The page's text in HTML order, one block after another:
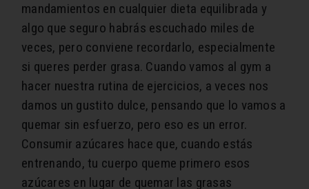
mandamientos en cualquier dieta equilibrada y
algo que seguro habrás escuchado miles de
veces, pero conviene recordarlo, especialmente
si queres perder grasa. Cuando vamos al gym a
hacer nuestra rutina de ejercicios, a veces nos
damos un gustito dulce, pensando que lo vamos a
quemar sin esfuerzo, pero eso es un error.
Consumir azúcares hace que, cuando estás
entrenando, tu cuerpo queme primero esos
azúcares en lugar de quemar las grasas